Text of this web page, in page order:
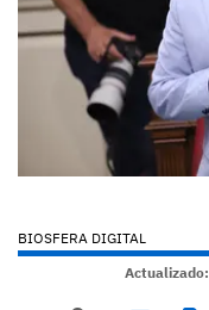
BIOSFERA DIGITAL
Actualizado: